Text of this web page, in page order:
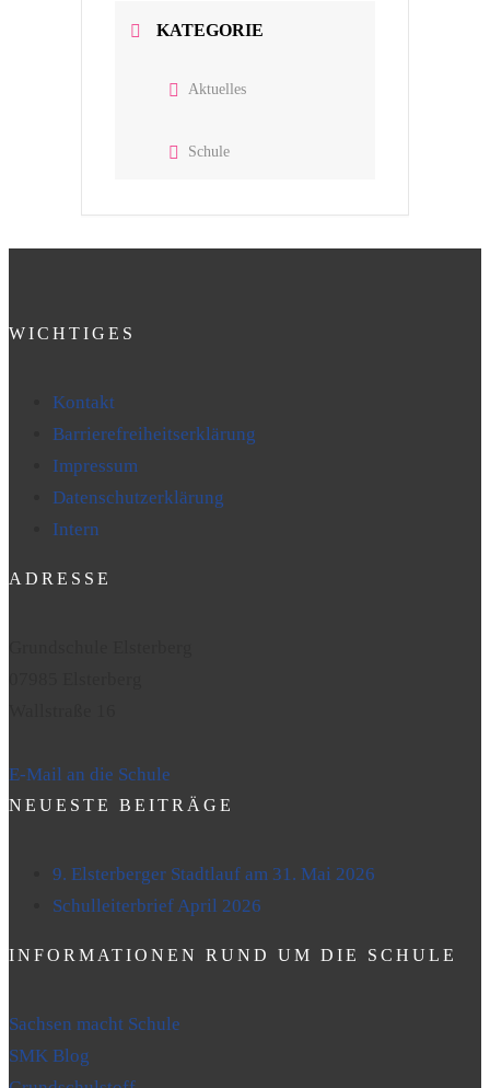
KATEGORIE
Aktuelles
Schule
WICHTIGES
Kontakt
Barrierefreiheitserklärung
Impressum
Datenschutzerklärung
Intern
ADRESSE
E-Mail an die Schule
NEUESTE BEITRÄGE
9. Elsterberger Stadtlauf am 31. Mai 2026
Schulleiterbrief April 2026
INFORMATIONEN RUND UM DIE SCHULE
Sachsen macht Schule
SMK Blog